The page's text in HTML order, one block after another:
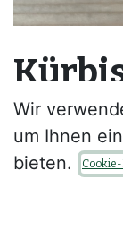
-
--
Wir
um Ihnen
bieten.